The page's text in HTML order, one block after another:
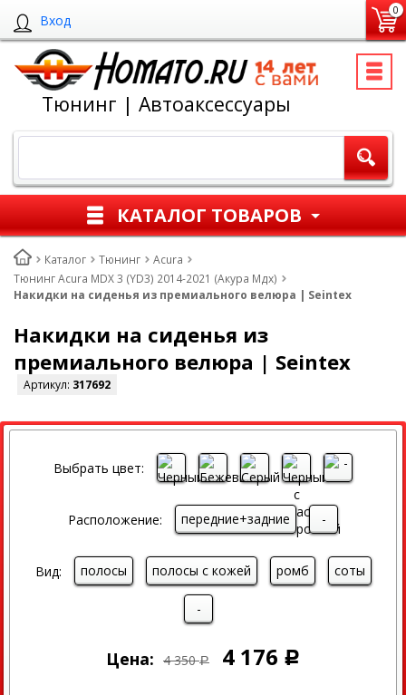
Вход
0
Тюнинг | Автоаксессуары
КАТАЛОГ ТОВАРОВ
Каталог Тюнинг
Acura
Тюнинг Acura MDX 3 (YD3) 2014-2021 (Акура Мдх)
Накидки на сиденья из премиального велюра | Seintex
Накидки на сиденья из
премиального велюра | Seintex
Артикул: 317692
СКИДКА
Выбрать цвет:
Расположение: передние+задние -
Вид: полосы полосы с кожей ромб соты
-
Цена: 4 350 Р 4 176 Р